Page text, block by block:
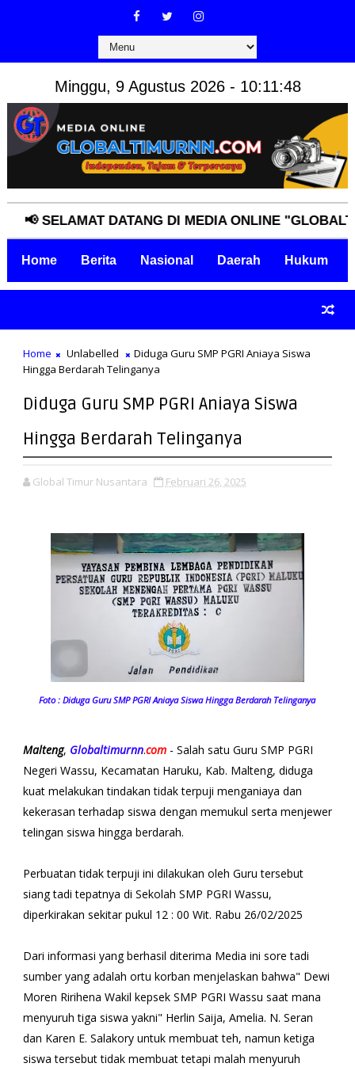
Minggu, 9 Agustus 2026 - 10:11:49
DATANG DI MEDIA ONLINE
Home Berita Nasional Daerah Hukum
Home Unlabelled
Diduga Guru SMP PGRI Aniaya Siswa
Hingga Berdarah Telinganya
Diduga Guru SMP PGRI Aniaya Siswa
Hingga Berdarah Telinganya
Global Timur Nusantara Februari 26, 2025
Foto : Diduga Guru SMP PGRI Aniaya Siswa Hingga Berdarah Telinganya
Malteng, Globaltimurnn.com- Salah satu Guru SMP PGRI
Negeri Wassu, Kecamatan Haruku, Kab. Malteng, diduga
kuat melakukan tindakan tidak terpuji menganiaya dan
kekerasan terhadap siswa dengan memukul serta menjewer
telingan siswa hingga berdarah.
Perbuatan tidak terpuji ini dilakukan oleh Guru tersebut
siang tadi tepatnya di Sekolah SMP PGRI Wassu,
diperkirakan sekitar pukul 12 : 00 Wit. Rabu 26/02/2025
Dari informasi yang berhasil diterima Media ini sore tadi
sumber yang adalah ortu korban menjelaskan bahwa" Dewi
Moren Ririhena Wakil kepsek SMP PGRI Wassu saat mana
menyuruh tiga siswa yakni" Herlin Saija, Amelia. N. Seran
dan Karen E. Salakory untuk membuat teh, namun ketiga
siswa tersebut tidak membuat tetapi malah menyuruh